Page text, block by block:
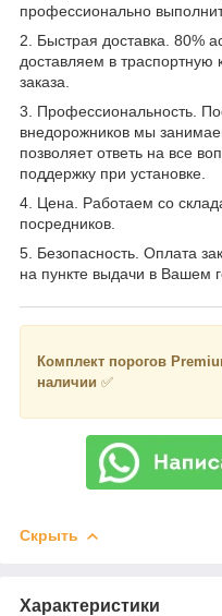
профессионально
2. Быстрая доставка. 80%
доставляем в
заказа.
3. Профессиональность.
внедорожников мы
позволяет ответь на все
поддержку при установке.
4. Цена. Работаем со
посредников.
5. Безопасность. Оплата
на пункте выдачи в Вашем
Комплект
наличии ✅
Скрыть
Характеристики